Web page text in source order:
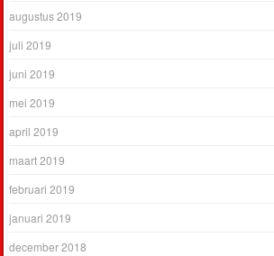
augustus 2019
juli 2019
juni 2019
mei 2019
april 2019
maart 2019
februari 2019
januari 2019
december 2018